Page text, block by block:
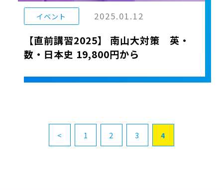
イベント 2025.01.12
【直前講習2025】 南山大対策 英・
数・日本史 19,800円から
< 1 2 3 4